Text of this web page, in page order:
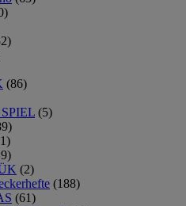
(86)
(5)
(2)
(188)
(61)